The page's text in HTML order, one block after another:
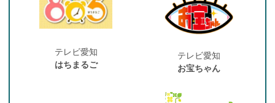
テレビ愛知
はちまるご
テレビ愛知
お宝ちゃん